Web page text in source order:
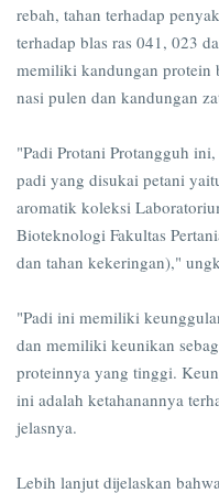
rebah, tahan terhadap
terhadap blas ras 041, 023
memiliki kandungan protein
nasi pulen dan kandungan
"Padi Protani Protangguh
padi yang disukai petani
aromatik koleksi
Bioteknologi Fakultas
dan tahan kekeringan),"
"Padi ini memiliki
dan memiliki keunikan
proteinnya yang tinggi.
ini adalah ketahanannya
jelasnya.
Lebih lanjut dijelaskan